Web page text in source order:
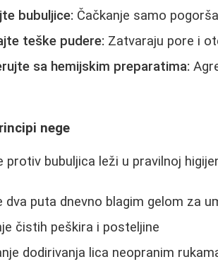
bubuljice: Čačkanje samo
teške pudere: Zatvaraju pore i
sa hemijskim preparatima:
nege
protiv bubuljica leži u pravilnoj
dva puta dnevno blagim gelom za
čistih peškira i posteljine
dodirivanja lica neopranim